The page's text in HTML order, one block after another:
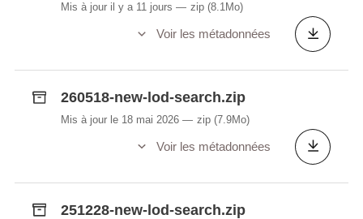
Mis à jour il y a 11 jours zip (8.1Mo)
Voir les métadonnées
260518-new-lod-search.zip
Mis à jour le 18 mai 2026 zip (7.9Mo)
Voir les métadonnées
251228-new-lod-search.zip